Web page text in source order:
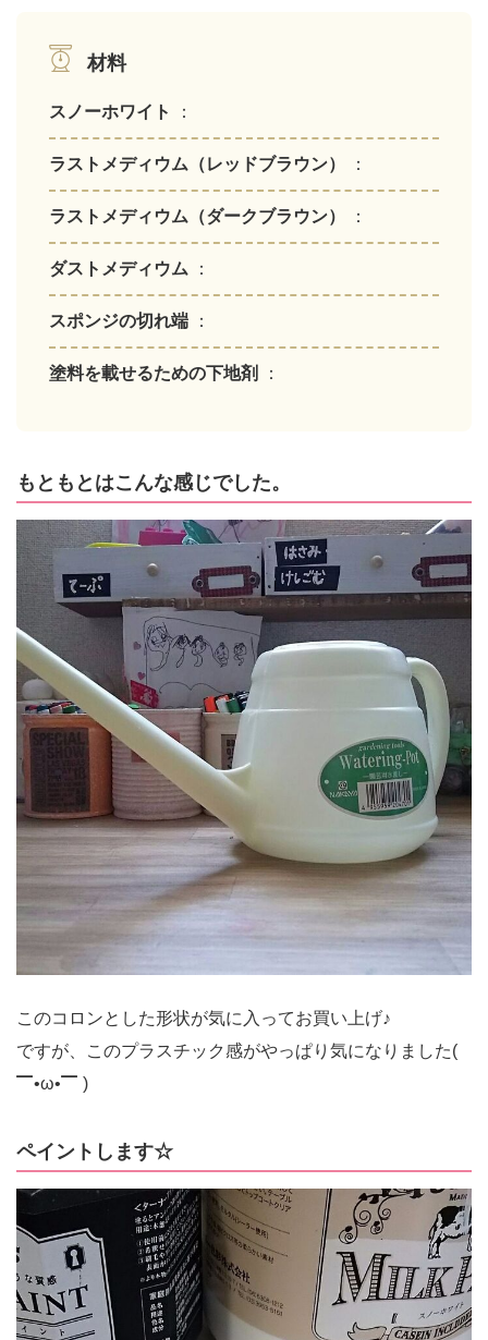
材料
スノーホワイト ：
ラストメディウム（レッドブラウン） ：
ラストメディウム（ダークブラウン） ：
ダストメディウム ：
スポンジの切れ端 ：
塗料を載せるための下地剤 ：
もともとはこんな感じでした。
このコロンとした形状が気に入ってお買い上げ♪
ですが、このプラスチック感がやっぱり気になりました(
▔•ω•▔ )
ペイントします☆